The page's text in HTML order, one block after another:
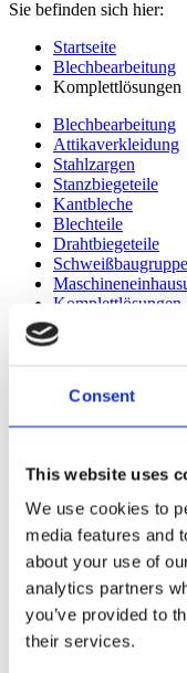
Consent
This website uses
We use cookies to
media features and
about your use of
analytics partners
you’ve provided to
their services.
Sie befinden sich hier:
Startseite
Blechbearbeitung
Komplettlösungen
Blechbearbeitung
Attikaverkleidung
Stahlzargen
Stanzbiegeteile
Kantbleche
Blechteile
Drahtbiegeteile
Komplettlösungen
Blechbaugruppen
Türzargen
Hand
Intelligente
Draht
Auf dem Markt